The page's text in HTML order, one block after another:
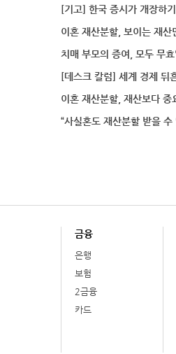
금융
은행
보험
2금융
카드